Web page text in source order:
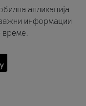
апликација
информации
време.